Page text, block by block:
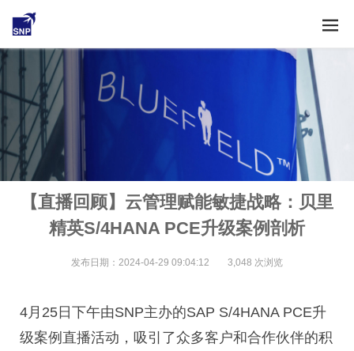
【直播回顾】云管理赋能敏捷战略：贝里
精英S/4HANA PCE升级案例剖析
发布日期：2024-04-29 09:04:12 3,048 次浏览
4月25日下午由SNP主办的SAP S/4HANA PCE升
级案例直播活动，吸引了众多客户和合作伙伴的积